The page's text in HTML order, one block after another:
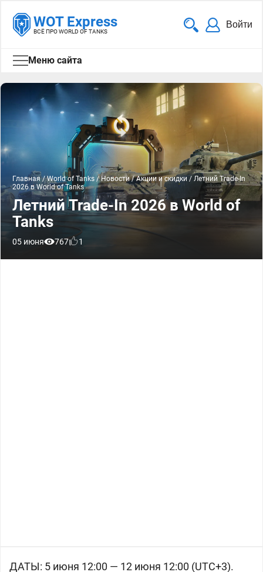
WOT Express
ВСЁ ПРО WORLD OF TANKS
Войти
Меню сайта
Главная/ World of Tanks / Новости/ Акции и скидки / Летний Trade-In
2026 в World of Tanks
Летний Trade-In 2026 в World of
Tanks
05 июня 767 1
ДАТЫ: 5 июня 12:00 — 12 июня 12:00 (UTC+3).